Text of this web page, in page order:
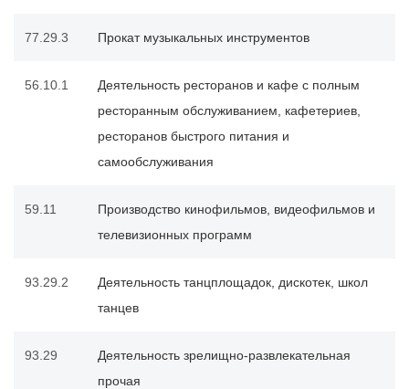
77.29.3 Прокат музыкальных инструментов
56.10.1
Деятельность ресторанов и кафе с полным
ресторанным обслуживанием, кафетериев,
ресторанов быстрого питания и
самообслуживания
59.11
Производство кинофильмов, видеофильмов и
телевизионных программ
93.29.2
Деятельность танцплощадок, дискотек, школ
танцев
93.29
Деятельность зрелищно-развлекательная
прочая